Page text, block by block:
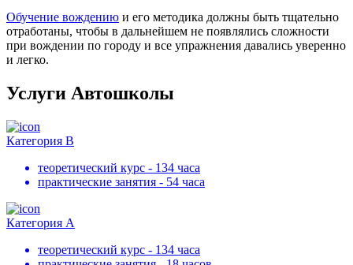
Обучение вождению и его методика должны быть тщательно
отработаны, чтобы в дальнейшем не появлялись сложности
при вождении по городу и все упражнения давались уверенно
и легко.
Услуги Автошколы
Категория В
теоретический курс - 134 часа
практические занятия - 54 часа
Категория А
теоретический курс - 134 часа